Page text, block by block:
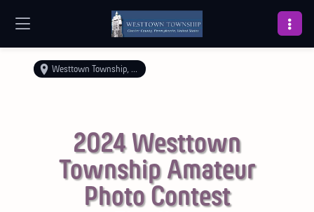
Westtown Township, Chester County, PA
2024 Westtown
Township Amateur
Photo Contest